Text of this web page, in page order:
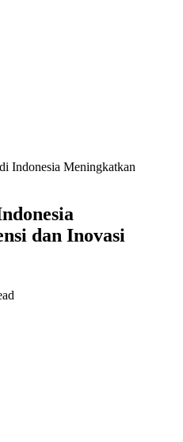
Indonesia Meningkatkan
dan Inovasi